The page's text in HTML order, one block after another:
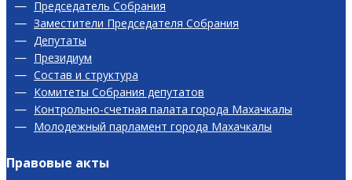
Председатель Собрания
Заместители Председателя Собрания
Депутаты
Президиум
Состав и структура
Комитеты Собрания депутатов
Контрольно-счетная палата города Махачкалы
Молодежный парламент города Махачкалы
Правовые акты